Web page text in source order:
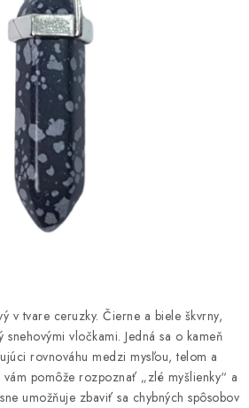
Poradňa
Ako nakupovať
Podmienky ochrany osobných údajov
Certifikáty
Bonusový program
v tvare ceruzky. Čierne a biele škvrny,
vločkami. Jedná sa o kameň
rovnováhu medzi mysľou, telom a
pomôže rozpoznať „zlé myšlienky“ a
umožňuje zbaviť sa chybných spôsobov